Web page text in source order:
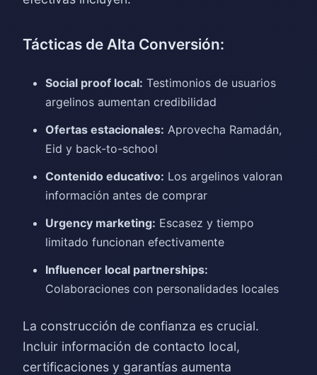
Tácticas de Alta Conversión:
Social proof local: Testimonios de usuarios
argelinos aumentan credibilidad
Ofertas estacionales: Aprovecha Ramadán,
Eid y back-to-school
Contenido educativo: Los argelinos valoran
información antes de comprar
Urgency marketing: Escasez y tiempo
limitado funcionan efectivamente
Influencer local partnerships:
Colaboraciones con personalidades locales
La construcción de confianza es crucial.
Incluir información de contacto local,
certificaciones y garantías aumenta